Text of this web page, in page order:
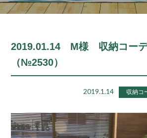
2019.01.14 M様 収納コーデ
（№2530）
2019.1.14 収納コ